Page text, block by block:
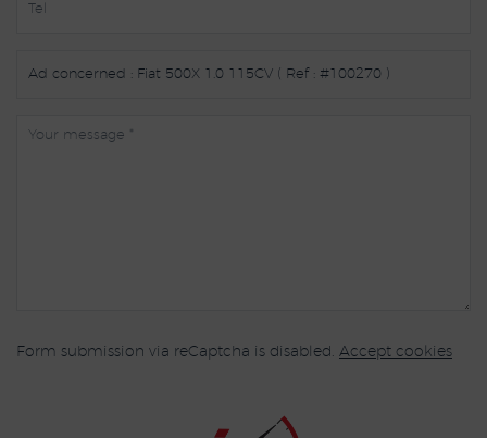
Form submission via reCaptcha is disabled. Accept cookies